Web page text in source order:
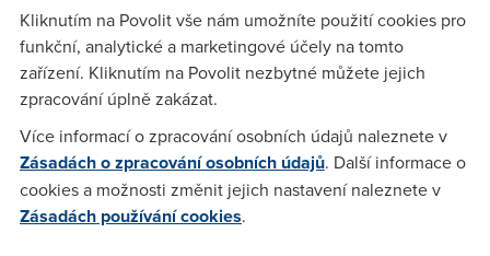
Tomáš(16.2.2005 21:45:35)
No já bydlím v městě ktere ma přez 5000 obyvatelů...Máme
UP,ISDN,ADSL,Wi-FI,Kabelovka,CDMA,GPRS,atd .No jenže ja
nebydlím v centru mněsta ani na sídlišti.Ale mám dosah asi
na 6 wifi provideru,gprs,cdma a adsl..A vybral sem si pravě to
ADSL od Telecomu,Vůbec nejsem zklamany,Stahuju
Kliknutím na Povolit vše nám umožníte použití cookies pro
funkční, analytické a marketingové účely na tomto
zařízení. Kliknutím na Povolit nezbytné můžete jejich
zpracování úplně zakázat.
Více informací o zpracování osobních údajů naleznete v
Zásadách o zpracování osobních údajů. Další informace o
cookies a možnosti změnit jejich nastavení naleznete v
Zásadách používání cookies.